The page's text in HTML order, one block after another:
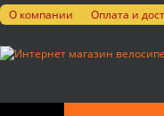
О компании Оплата и